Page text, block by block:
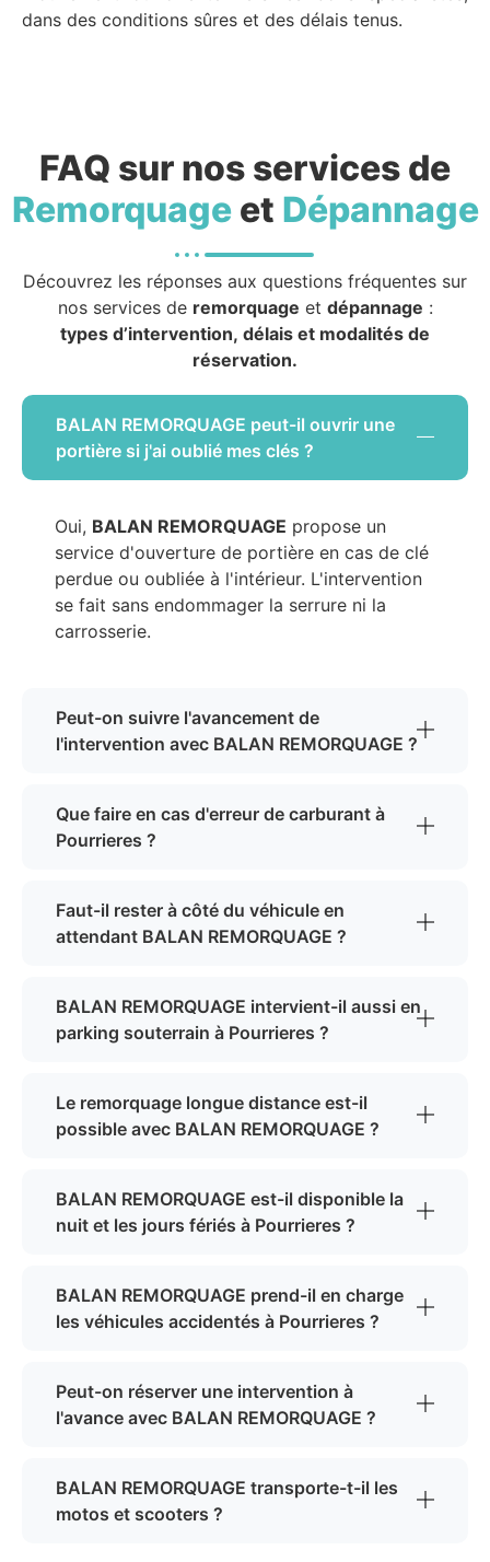
dans des conditions sûres et des délais tenus.
FAQ sur nos services de
Remorquageet Dépannage
Découvrez les réponses aux questions fréquentes sur
nos services de remorquage et dépannage :
types d’intervention, délais et modalités de
réservation.
BALAN REMORQUAGE peut-il ouvrir une
portière si j'ai oublié mes clés ?
Oui, BALAN REMORQUAGE propose un
service d'ouverture de portière en cas de clé
perdue ou oubliée à l'intérieur. L'intervention
se fait sans endommager la serrure ni la
carrosserie.
Peut-on suivre l'avancement de
l'intervention avec BALAN REMORQUAGE ?
Que faire en cas d'erreur de carburant à
Pourrieres ?
Faut-il rester à côté du véhicule en
attendant BALAN REMORQUAGE ?
BALAN REMORQUAGE intervient-il aussi en
parking souterrain à Pourrieres ?
Le remorquage longue distance est-il
possible avec BALAN REMORQUAGE ?
BALAN REMORQUAGE est-il disponible la
nuit et les jours fériés à Pourrieres ?
BALAN REMORQUAGE prend-il en charge
les véhicules accidentés à Pourrieres ?
Peut-on réserver une intervention à
l'avance avec BALAN REMORQUAGE ?
BALAN REMORQUAGE transporte-t-il les
motos et scooters ?